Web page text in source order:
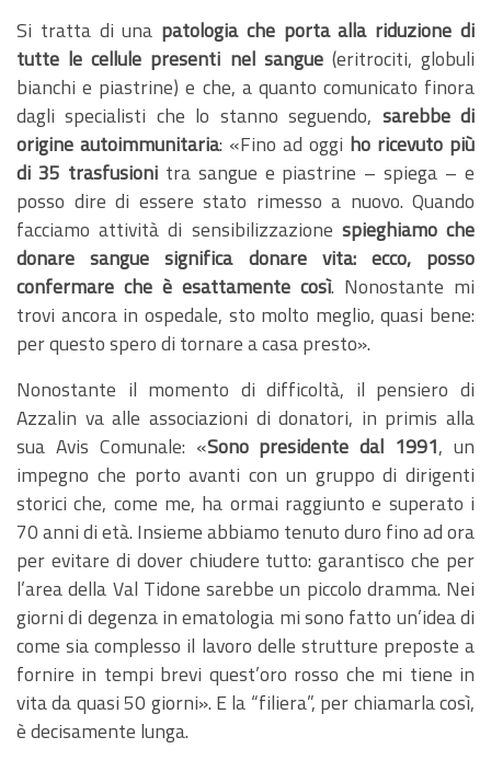
Si tratta di una patologia che porta alla riduzione di
tutte le cellule presenti nel sangue(eritrociti, globuli
bianchi e piastrine) e che, a quanto comunicato finora
dagli specialisti che lo stanno seguendo, sarebbe di
origine autoimmunitaria: «Fino ad oggi ho ricevuto più
di 35 trasfusionitra sangue e piastrine – spiega – e
posso dire di essere stato rimesso a nuovo. Quando
facciamo attività di sensibilizzazione spieghiamo che
donare sangue significa donare vita: ecco, posso
confermare che è esattamente così. Nonostante mi
trovi ancora in ospedale, sto molto meglio, quasi bene:
per questo spero di tornare a casa presto».
Nonostante il momento di difficoltà, il pensiero di
Azzalin va alle associazioni di donatori, in primis alla
sua Avis Comunale: «Sono presidente dal 1991, un
impegno che porto avanti con un gruppo di dirigenti
storici che, come me, ha ormai raggiunto e superato i
70 anni di età. Insieme abbiamo tenuto duro fino ad ora
per evitare di dover chiudere tutto: garantisco che per
l’area della Val Tidone sarebbe un piccolo dramma. Nei
giorni di degenza in ematologia mi sono fatto un’idea di
come sia complesso il lavoro delle strutture preposte a
fornire in tempi brevi quest’oro rosso che mi tiene in
vita da quasi 50 giorni». E la “filiera”, per chiamarla così,
è decisamente lunga.